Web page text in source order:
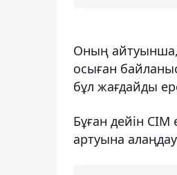
Оның айтуынша,
осыған
бұл жағдайды
Бұған дейін
артуына